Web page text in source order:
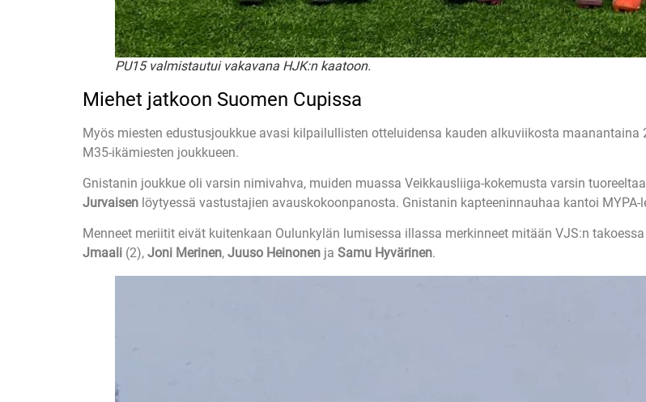
PU15 valmistautui vakavana HJK:n kaatoon.
Miehet jatkoon Suomen Cupissa
Myös miesten edustusjoukkue avasi kilpailullisten otteluidensa kauden alkuviikosta maanantaina
M35-ikämiesten joukkueen.
Gnistanin joukkue oli varsin nimivahva, muiden muassa Veikkausliiga-kokemusta varsin
Jurvaisen löytyessä vastustajien avauskokoonpanosta. Gnistanin kapteeninnauhaa kantoi MYPA-
Menneet meriitit eivät kuitenkaan Oulunkylän lumisessa illassa merkinneet mitään VJS:n
Jmaali (2), Joni Merinen, Juuso Heinonen ja Samu Hyvärinen.